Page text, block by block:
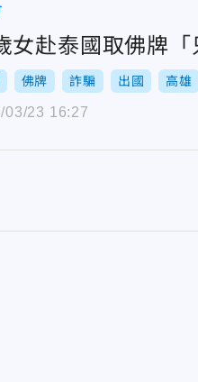
女赴泰國取佛牌
佛牌 詐騙 出國 高雄
03/23 16:27